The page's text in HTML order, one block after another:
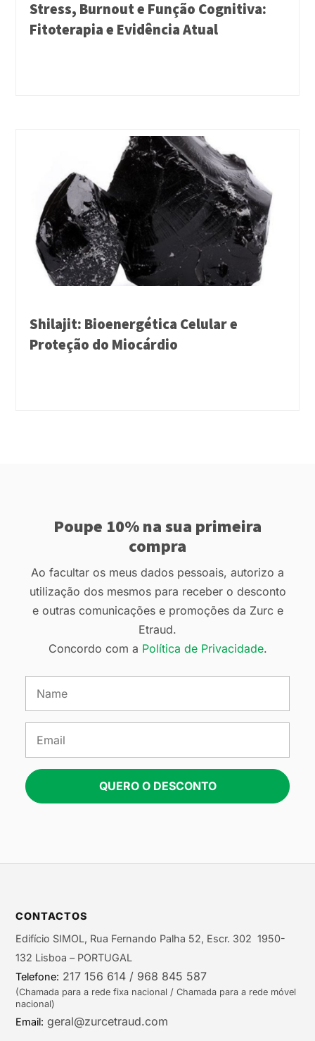
Stress, Burnout e Função Cognitiva:
Fitoterapia e Evidência Atual
Shilajit: Bioenergética Celular e
Proteção do Miocárdio
Poupe 10% na sua primeira
compra
Ao facultar os meus dados pessoais, autorizo a
utilização dos mesmos para receber o desconto
e outras comunicações e promoções da Zurc e
Etraud.
Concordo com a Política de Privacidade.
QUERO O DESCONTO
CONTACTOS
Edifício SIMOL, Rua Fernando Palha 52, Escr. 302 1950-
132 Lisboa – PORTUGAL
Telefone: 217 156 614 / 968 845 587
(Chamada para a rede fixa nacional / Chamada para a rede móvel
nacional)
Email: geral@zurcetraud.com